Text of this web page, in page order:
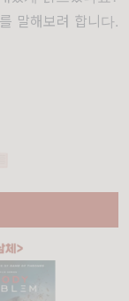
말해보려 합니다.